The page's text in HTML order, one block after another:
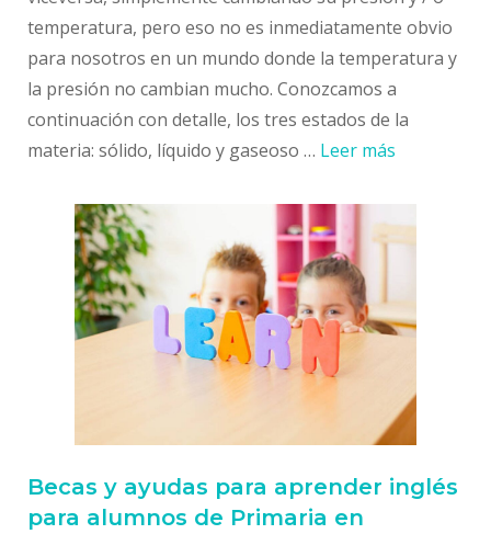
temperatura, pero eso no es inmediatamente obvio
para nosotros en un mundo donde la temperatura y
la presión no cambian mucho. Conozcamos a
continuación con detalle, los tres estados de la
materia: sólido, líquido y gaseoso … Leer más
Becas y ayudas para aprender inglés
para alumnos de Primaria en